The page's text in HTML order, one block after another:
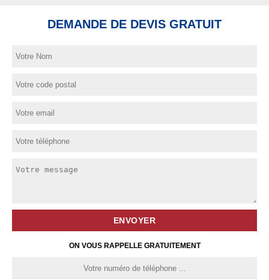
DEMANDE DE DEVIS GRATUIT
ON VOUS RAPPELLE GRATUITEMENT